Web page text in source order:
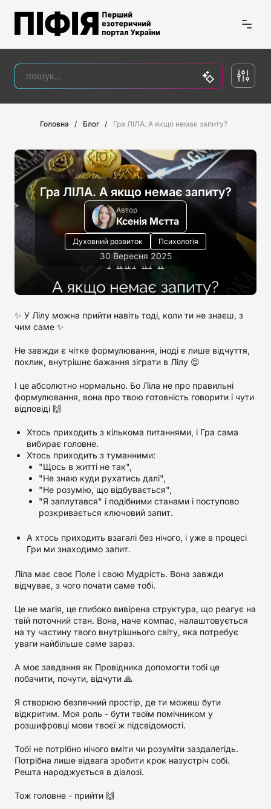
Головна Блог Гра ЛІЛА. А якщо немає запиту?
Гра ЛІЛА. А якщо немає запиту?
Автор
Ксенія Мєтта
Духовний розвиток Психологія
30 Вересня 2025
✨ У Лілу можна прийти навіть тоді, коли ти не знаєш, з
чим саме ✨️
Не завжди є чітке формулювання, іноді є лише відчуття,
поклик, внутрішнє бажання зіграти в Лілу 😌
І це абсолютно нормально. Бо Ліла не про правильні
формулювання, вона про твою готовність говорити і чути
відповіді 🙌
Хтось приходить з кількома питаннями, і Гра сама
вибирає головне.
Хтось приходить з туманними:
"Щось в житті не так",
"Не знаю куди рухатись далі",
"Не розумію, що відбувається",
"Я заплутався" і подібними станами і поступово
розкривається ключовий запит.
А хтось приходить взагалі без нічого, і уже в процесі
Гри ми знаходимо запит.
Ліла має своє Поле і свою Мудрість. Вона завжди
відчуває, з чого почати саме тобі.
Це не магія, це глибоко вивірена структура, що реагує на
твій поточний стан. Вона, наче компас, налаштовується
на ту частину твого внутрішнього світу, яка потребує
уваги найбільше саме зараз.
А моє завдання як Провідника допомогти тобі це
побачити, почути, відчути 🙏
Я створюю безпечний простір, де ти можеш бути
відкритим. Моя роль - бути твоїм помічником у
розшифровці мови твоєї ж підсвідомості.
Тобі не потрібно нічого вміти чи розуміти заздалегідь.
Потрібна лише відвага зробити крок назустріч собі.
Решта народжується в діалозі.
Тож головне - прийти 🙌